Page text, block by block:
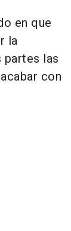
en que
la
partes las
con